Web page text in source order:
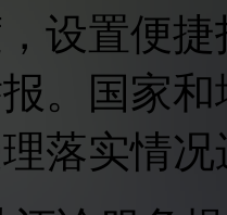
设置便
。国家
落实情